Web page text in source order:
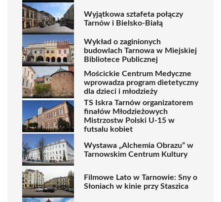
Wyjątkowa sztafeta połączy
Tarnów i Bielsko-Białą
Wykład o zaginionych
budowlach Tarnowa w Miejskiej
Bibliotece Publicznej
Mościckie Centrum Medyczne
wprowadza program dietetyczny
dla dzieci i młodzieży
TS Iskra Tarnów organizatorem
finałów Młodzieżowych
Mistrzostw Polski U-15 w
futsalu kobiet
Wystawa „Alchemia Obrazu” w
Tarnowskim Centrum Kultury
Filmowe Lato w Tarnowie: Sny o
Słoniach w kinie przy Staszica